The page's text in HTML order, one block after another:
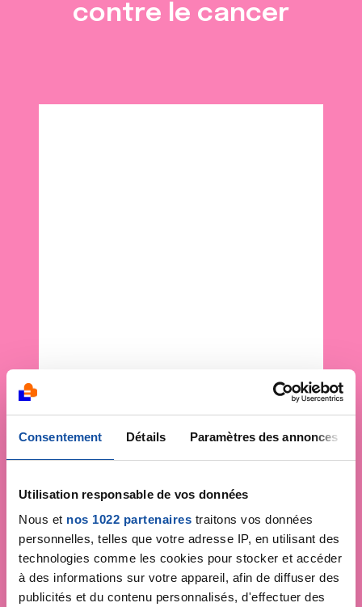
Consentement Détails Paramètres des annonces
Utilisation responsable de vos données
Nous et nos 1022 partenaires traitons vos données
personnelles, telles que votre adresse IP, en utilisant des
technologies comme les cookies pour stocker et accéder
à des informations sur votre appareil, afin de diffuser des
publicités et du contenu personnalisés, d'effectuer des
contre le cancer